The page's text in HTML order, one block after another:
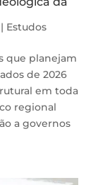
Estudos
que planejam
de 2026
em toda
regional
a governos